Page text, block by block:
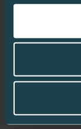
gesammelt
In dieser
Weisse
inkl. 7%
Details